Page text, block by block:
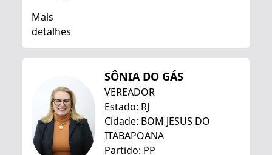
Mais
detalhes
SÔNIA DO GÁS
VEREADOR
Estado: RJ
Cidade: BOM JESUS DO
ITABAPOANA
Partido: PP